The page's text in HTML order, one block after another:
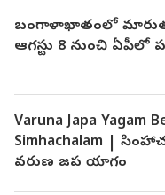
బంగాళాఖాతంలో
ఆగస్టు 8 నుంచి ఏపీలో
Varuna Japa Yagam
Simhachalam |
వరుణ జప యాగం